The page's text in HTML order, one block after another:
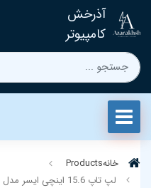
آذرخش
کامپیوتر
خانهProducts